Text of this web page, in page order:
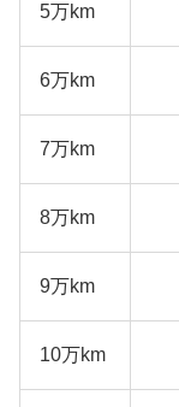
5万km
6万km
7万km
8万km
9万km
10万km